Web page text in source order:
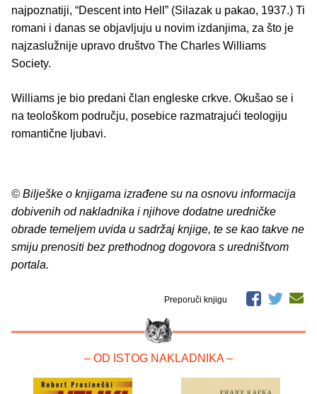
najpoznatiji, “Descent into Hell” (Silazak u pakao, 1937.) Ti
romani i danas se objavljuju u novim izdanjima, za što je
najzaslužnije upravo društvo The Charles Williams
Society.
Williams je bio predani član engleske crkve. Okušao se i
na teološkom području, posebice razmatrajući teologiju
romantične ljubavi.
© Bilješke o knjigama izrađene su na osnovu informacija
dobivenih od nakladnika i njihove dodatne uredničke
obrade temeljem uvida u sadržaj knjige, te se kao takve ne
smiju prenositi bez prethodnog dogovora s uredništvom
portala.
Preporuči knjigu
– OD ISTOG NAKLADNIKA –